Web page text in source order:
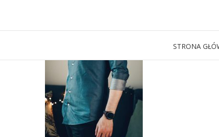
STRONA